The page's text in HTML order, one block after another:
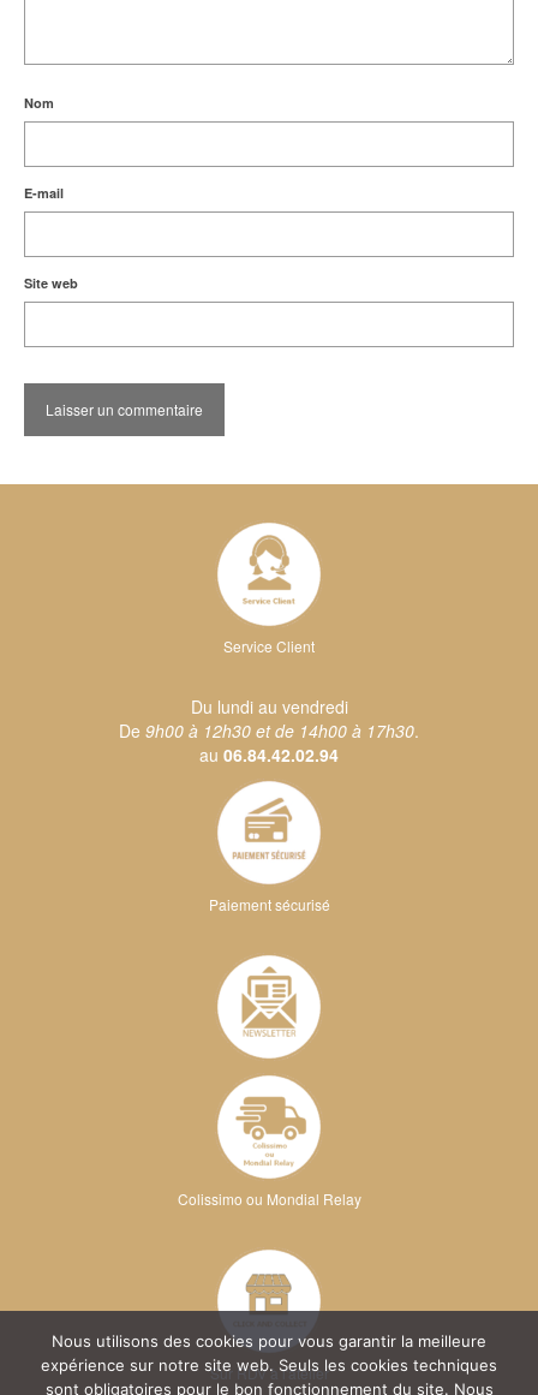
Nom
E-mail
Site web
Service Client
Du lundi au vendredi
De 9h00 à 12h30 et de 14h00 à 17h30.
au 06.84.42.02.94
Paiement sécurisé
Colissimo ou Mondial Relay
Sur RDV à l'atelier
Nous utilisons des cookies pour vous garantir la meilleure
expérience sur notre site web. Seuls les cookies techniques
sont obligatoires pour le bon fonctionnement du site. Nous